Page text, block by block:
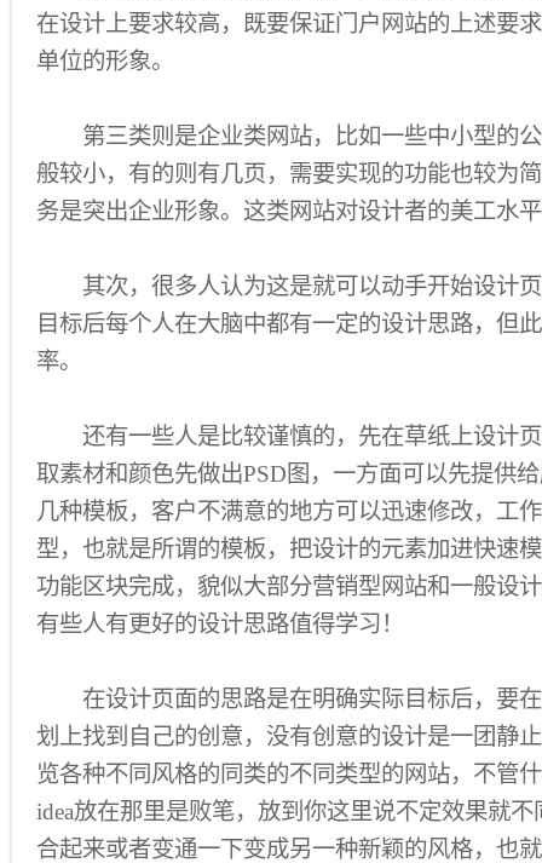
在设计上要求较高，既要保证门户网站的上述要
单位的形象。
第三类则是企业类网站，比如一些中小型的公
般较小，有的则有几页，需要实现的功能也较为
务是突出企业形象。这类网站对设计者的美工水
其次，很多人认为这是就可以动手开始设计页
目标后每个人在大脑中都有一定的设计思路，但
率。
还有一些人是比较谨慎的，先在草纸上设计页
取素材和颜色先做出PSD图，一方面可以先提供
几种模板，客户不满意的地方可以迅速修改，工
型，也就是所谓的模板，把设计的元素加进快速
功能区块完成，貌似大部分营销型网站和一般设
有些人有更好的设计思路值得学习！
在设计页面的思路是在明确实际目标后，要在
划上找到自己的创意，没有创意的设计是一团静
览各种不同风格的同类的不同类型的网站，不管
idea放在那里是败笔，放到你这里说不定效果就
合起来或者变通一下变成另一种新颖的风格，也